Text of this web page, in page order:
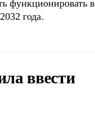
функционировать в
года.
ввести